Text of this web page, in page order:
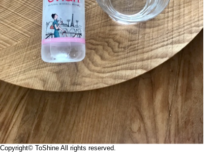
Copyright© ToShine All rights reserved.